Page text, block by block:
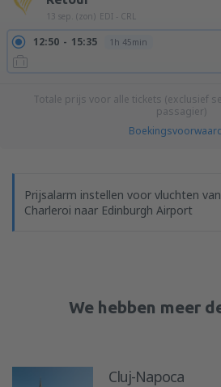
13 sep. (zon) EDI - CRL
12:50 15:35 1h 45min
Totale prijs voor alle tickets (exclusief
passagier)
Prijsalarm instellen voor vluchten
Charleroi naar Edinburgh Airport
We hebben meer
Cluj-Napoca